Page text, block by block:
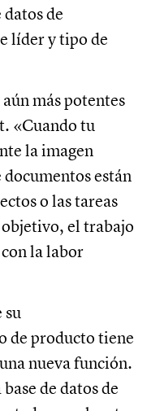
de
líder y tipo de
aún más potentes
«Cuando tu
la imagen
están
o las tareas
objetivo, el trabajo
la labor
su
de producto tiene
nueva función.
de datos de